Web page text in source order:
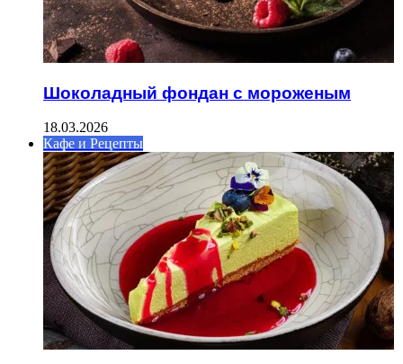
Шоколадный фондан с мороженым
18.03.2026
Кафе и Рецепты